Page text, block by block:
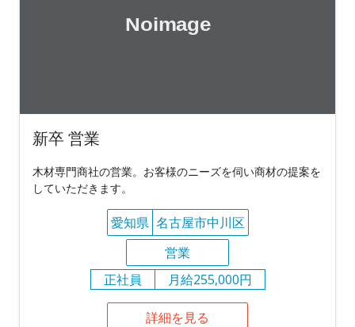
新卒 営業
木材専門商社の営業。お客様のニーズを伺い商材の提案を
していただきます。
愛知県 名古屋市中川区
営業
正社員
月給255,000円
詳細を見る